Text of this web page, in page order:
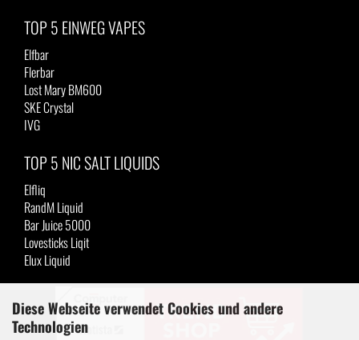
Diese Webseite verwendet Cookies und andere
Technologien
TOP 5 EINWEG VAPES
Elfbar
Flerbar
Lost Mary BM600
SKE Crystal
IVG
TOP 5 NIC SALT LIQUIDS
Elfliq
RandM Liquid
Bar Juice 5000
Lovesticks Liqit
Elux Liquid